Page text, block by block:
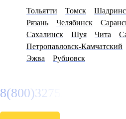
Тольятти Томск
Рязань
Челябинск
Сахалинск
Шуя Чита
Петропавловск-Камчатский
Эжва
Рубцовск
8(800)3275280